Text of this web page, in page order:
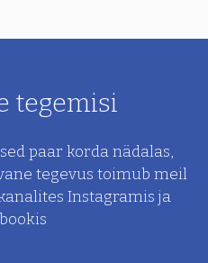
tegemisi
paar korda nädalas,
tegevus toimub meil
Instagramis ja